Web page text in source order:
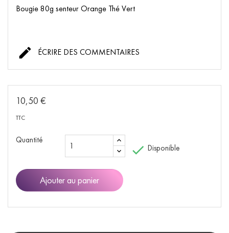
Bougie 80g senteur Orange Thé Vert
 ÉCRIRE DES COMMENTAIRES
10,50 €
TTC
Quantité
Ajouter au panier
 Disponible